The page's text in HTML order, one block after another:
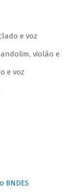
e voz
violão e
e voz
BNDES